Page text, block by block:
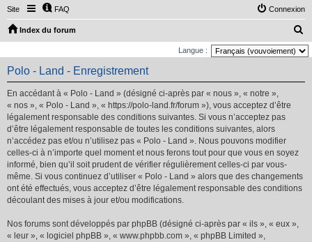
Site FAQ Connexion
Index du forum
e
Langue :
Polo - Land - Enregistrement
En accédant à « Polo - Land » (désigné ci-après par « nous », « notre »,
« nos », « Polo - Land », « https://polo-land.fr/forum »), vous acceptez d’être
légalement responsable des conditions suivantes. Si vous n’acceptez pas
d’être légalement responsable de toutes les conditions suivantes, alors
n’accédez pas et/ou n’utilisez pas « Polo - Land ». Nous pouvons modifier
celles-ci à n’importe quel moment et nous ferons tout pour que vous en soyez
informé, bien qu’il soit prudent de vérifier régulièrement celles-ci par vous-
même. Si vous continuez d’utiliser « Polo - Land » alors que des changements
ont été effectués, vous acceptez d’être légalement responsable des conditions
découlant des mises à jour et/ou modifications.
Nos forums sont développés par phpBB (désigné ci-après par « ils », « eux »,
« leur », « logiciel phpBB », « www.phpbb.com », « phpBB Limited »,